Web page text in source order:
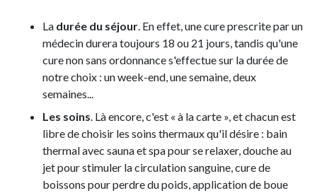
La durée du séjour. En effet, une cure prescrite par un
médecin durera toujours 18 ou 21 jours, tandis qu'une
cure non sans ordonnance s'effectue sur la durée de
notre choix : un week-end, une semaine, deux
semaines...
Les soins. Là encore, c'est « à la carte », et chacun est
libre de choisir les soins thermaux qu'il désire : bain
thermal avec sauna et spa pour se relaxer, douche au
jet pour stimuler la circulation sanguine, cure de
boissons pour perdre du poids, application de boue